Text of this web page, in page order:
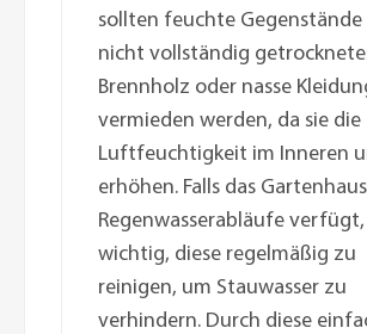
sollten feuchte Gegenstände
nicht vollständig
Brennholz oder nasse
vermieden werden, da sie die
Luftfeuchtigkeit im Inneren
erhöhen. Falls das
Regenwasserabläufe
wichtig, diese regelmäßig zu
reinigen, um Stauwasser zu
verhindern. Durch diese